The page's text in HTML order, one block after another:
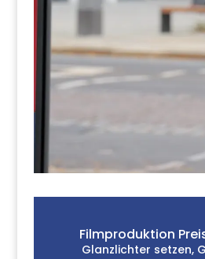
Filmproduktion
Glanzlichter setzen,